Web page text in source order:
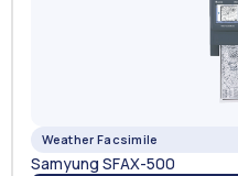
Weather Facsimile
Samyung SFAX-500